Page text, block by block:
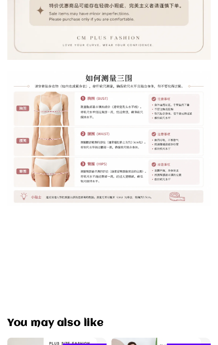
You may also like